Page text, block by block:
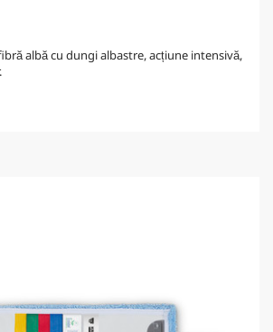
albă cu dungi albastre, acțiune intensivă,